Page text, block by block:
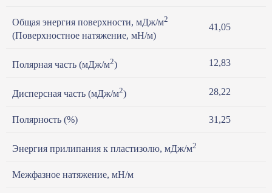
Общая энергия поверхности, мДж/м2
(Поверхностное натяжение, мН/м)
41,05
Полярная часть (мДж/м2) 12,83
Дисперсная часть (мДж/м2) 28,22
Полярность (%) 31,25
Энергия прилипания к пластизолю, мДж/м2
Межфазное натяжение, мН/м